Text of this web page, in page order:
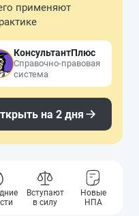
применяют
КонсультантПлюс
Справочно-правовая
система
на 2 дня
Вступают
в силу
Новые
НПА